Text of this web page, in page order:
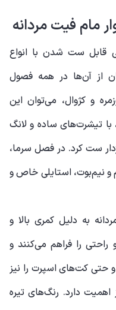
مام فیت مردانه
قابل ست شدن با انواع
از آن‌ها در همه فصول
و کژوال، می‌توان این
با تیشرت‌های ساده و لانگ
ست کرد. در فصل سرما،
و نیم‌بوت، استایلی خاص و
به دلیل کمری بالا و
راحتی را فراهم می‌کنند و
حتی کت‌های اسپرت را نیز
اهمیت دارد. رنگ‌های تیره